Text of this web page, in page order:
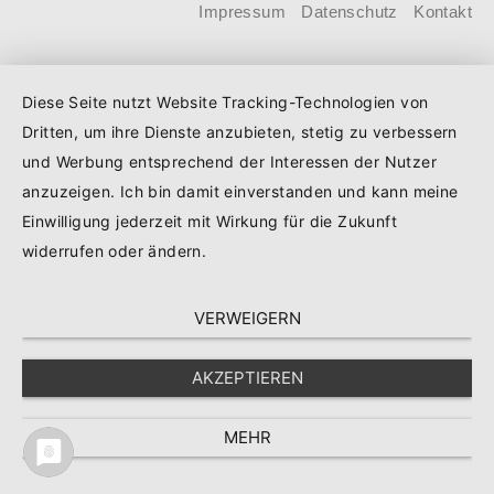
Kind steigt der Förderhöchstbetrag von
Euro (vorher: 125.000 Euro) und für
Familien mit drei und mehr Kindern auf
Darlehenszinsen von „Jung kauft Alt“
werden aus Mitteln des
Stadtentwicklung und Bauwesen
(BMWSB) verbilligt: Heute liegt der
Laufzeit und 10 Jahren Zinsbindung bei
0,53 Prozent effektiv.
Impressum Datenschutz Kontakt
Diese Seite nutzt Website Tracking-Technologien von
Dritten, um ihre Dienste anzubieten, stetig zu verbessern
und Werbung entsprechend der Interessen der Nutzer
anzuzeigen. Ich bin damit einverstanden und kann meine
Einwilligung jederzeit mit Wirkung für die Zukunft
widerrufen oder ändern.
VERWEIGERN
AKZEPTIEREN
MEHR